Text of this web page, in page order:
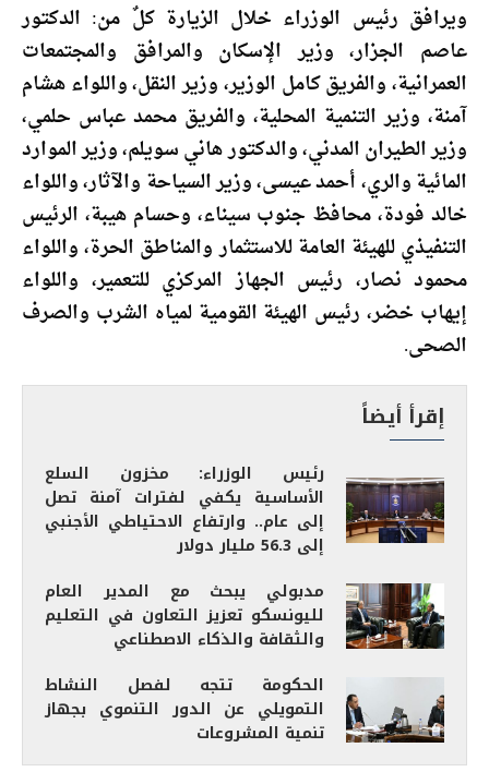
ويرافق رئيس الوزراء خلال الزيارة كلٌ من: الدكتور
عاصم الجزار، وزير الإسكان والمرافق والمجتمعات
العمرانية، والفريق كامل الوزير، وزير النقل، واللواء هشام
آمنة، وزير التنمية المحلية، والفريق محمد عباس حلمي،
وزير الطيران المدني، والدكتور هاني سويلم، وزير الموارد
المائية والري، أحمد عيسى، وزير السياحة والآثار، واللواء
خالد فودة، محافظ جنوب سيناء، وحسام هيبة، الرئيس
التنفيذي للهيئة العامة للاستثمار والمناطق الحرة، واللواء
محمود نصار، رئيس الجهاز المركزي للتعمير، واللواء
إيهاب خضر، رئيس الهيئة القومية لمياه الشرب والصرف
الصحى.
إقرأ أيضاً
رئيس الوزراء: مخزون السلع
الأساسية يكفي لفترات آمنة تصل
إلى عام.. وارتفاع الاحتياطي الأجنبي
إلى 56.3 مليار دولار
مدبولي يبحث مع المدير العام
لليونسكو تعزيز التعاون في التعليم
والثقافة والذكاء الاصطناعي
الحكومة تتجه لفصل النشاط
التمويلي عن الدور التنموي بجهاز
تنمية المشروعات